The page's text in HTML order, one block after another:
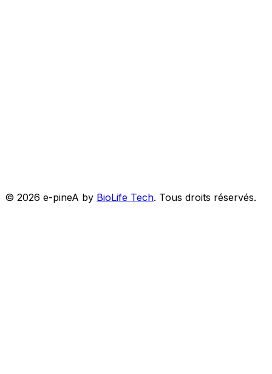
© 2026 e-pineA by BioLife Tech. Tous droits réservés.